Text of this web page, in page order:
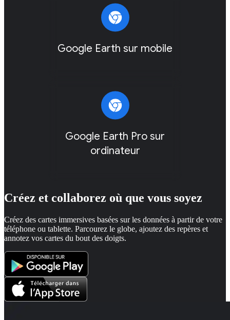
Google Earth sur mobile
Google Earth Pro sur
ordinateur
Créez et collaborez où que vous soyez
Créez des cartes immersives basées sur les données à partir de votre
téléphone ou tablette. Parcourez le globe, ajoutez des repères et
annotez vos cartes du bout des doigts.